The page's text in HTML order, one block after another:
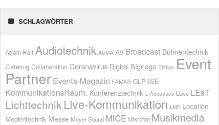
SCHLAGWÖRTER
Adam Hall Audiotechnik AUMA AV Broadcast Bühnentechnik
Catering Collaboration Coronavirus Digital Signage Elation Event
Partner Events-Magazin FAMAB GLP ISE
KommunikationsRaum. Konferenztechnik L-Acoustics Lawo LEaT
Lichttechnik Live-Kommunikation LMP Location
Medientechnik Messe Meyer Sound MICE Mikrofon Musikmedia